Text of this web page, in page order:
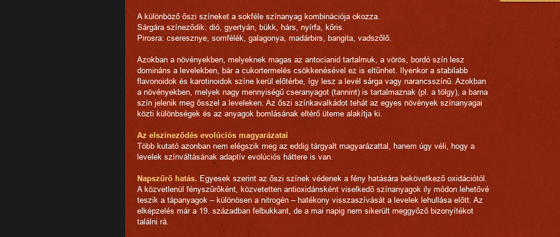
A különböző őszi színeket a sokféle színanyag kombinációja okozza.
Sárgára színeződik: dió, gyertyán, bükk, hárs, nyírfa, kőris.
Pirosra: cseresznye, somfélék, galagonya, madárbirs, bangita, vadszőlő.
Azokban a növényekben, melyeknek magas az antocianid tartalmuk, a vörös, bordó szín lesz
domináns a levelekben, bár a cukortermelés csökkenésével ez is eltűnhet. Ilyenkor a stabilabb
flavonoidok és karotinoidok színe kerül előtérbe, így lesz a levél sárga vagy narancsszínű. Azokban
a növényekben, melyek nagy mennyiségű cseranyagot (tannint) is tartalmaznak (pl. a tölgy), a barna
szín jelenik meg ősszel a leveleken. Az őszi színkavalkádot tehát az egyes növények színanyagai
közti különbségek és az anyagok bomlásának eltérő üteme alakítja ki.
Az elszíneződés evolúciós magyarázatai
Több kutató azonban nem elégszik meg az eddig tárgyalt magyarázattal, hanem úgy véli, hogy a
levelek színváltásának adaptív evolúciós háttere is van.
Napszűrő hatás. Egyesek szerint az őszi színek védenek a fény hatására bekövetkező oxidációtól.
A közvetlenül fényszűrőként, közvetetten antioxidánsként viselkedő színanyagok ily módon lehetővé
teszik a tápanyagok – különösen a nitrogén – hatékony visszaszívását a levelek lehullása előtt. Az
elképzelés már a 19. században felbukkant, de a mai napig nem sikerült meggyőző bizonyítékot
találni rá.